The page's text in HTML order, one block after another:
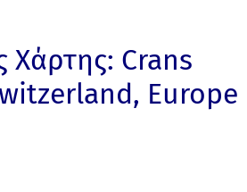
Χάρτης: Crans
Europe